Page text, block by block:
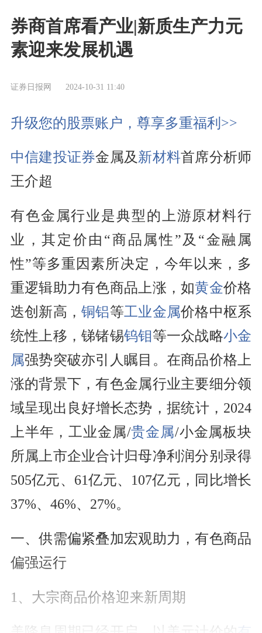
券商首席看产业|新质生产力元
素迎来发展机遇
证券日报网 2024-10-31 11:40
升级您的股票账户，尊享多重福利>>
中信建投证券金属及新材料首席分析师
王介超
有色金属行业是典型的上游原材料行
业，其定价由“商品属性”及“金融属
性”等多重因素所决定，今年以来，多
重逻辑助力有色商品上涨，如黄金价格
迭创新高，铜铝等工业金属价格中枢系
统性上移，锑锗锡钨钼等一众战略小金
属强势突破亦引人瞩目。在商品价格上
涨的背景下，有色金属行业主要细分领
域呈现出良好增长态势，据统计，2024
上半年，工业金属/贵金属/小金属板块
所属上市企业合计归母净利润分别录得
505亿元、61亿元、107亿元，同比增长
37%、46%、27%。
一、供需偏紧叠加宏观助力，有色商品
偏强运行
1、大宗商品价格迎来新周期